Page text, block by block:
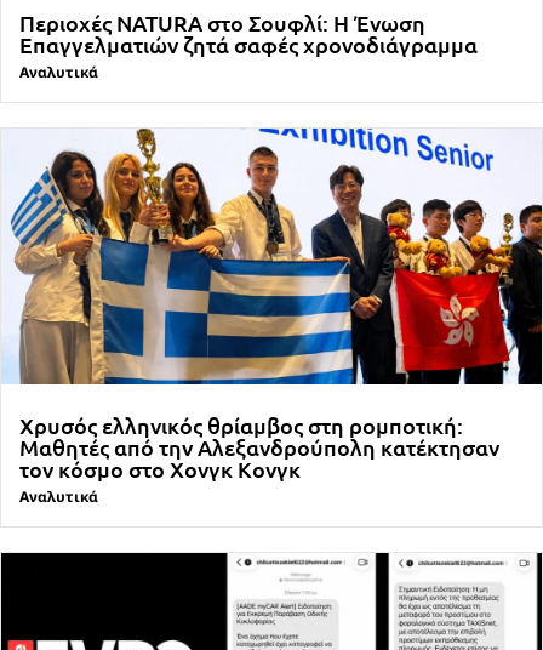
Περιοχές NATURA στο Σουφλί: Η Ένωση
Επαγγελματιών ζητά σαφές χρονοδιάγραμμα
Αναλυτικά
Χρυσός ελληνικός θρίαμβος στη ρομποτική:
Μαθητές από την Αλεξανδρούπολη κατέκτησαν
τον κόσμο στο Χονγκ Κονγκ
Αναλυτικά